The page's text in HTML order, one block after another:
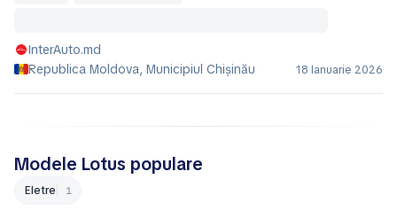
InterAuto.md
Republica Moldova, Municipiul Chișinău
18 Ianuarie 2026
Modele Lotus populare
Eletre 1